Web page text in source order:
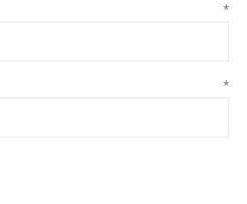
*
*